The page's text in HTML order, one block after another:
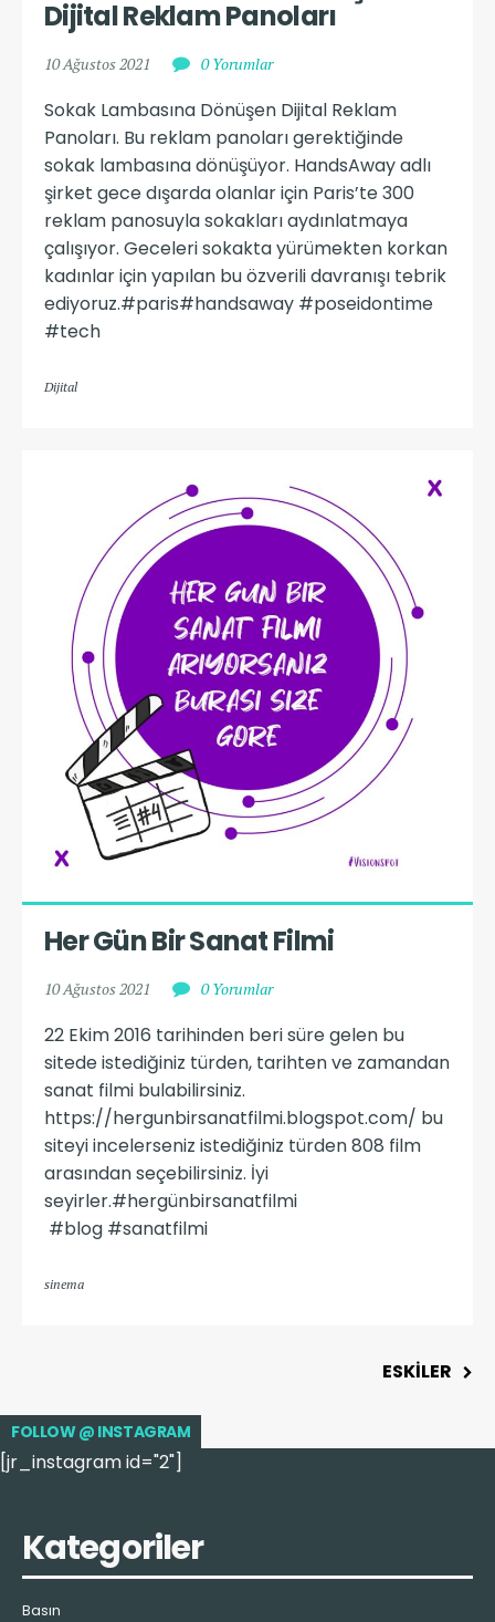
Dijital Reklam Panoları
10 Ağustos 2021 0 Yorumlar
Sokak Lambasına Dönüşen Dijital Reklam
Panoları. Bu reklam panoları gerektiğinde
sokak lambasına dönüşüyor. HandsAway adlı
şirket gece dışarda olanlar için Paris’te 300
reklam panosuyla sokakları aydınlatmaya
çalışıyor. Geceleri sokakta yürümekten korkan
kadınlar için yapılan bu özverili davranışı tebrik
ediyoruz.#paris#handsaway #poseidontime
#tech
Dijital
Her Gün Bir Sanat Filmi
10 Ağustos 2021 0 Yorumlar
22 Ekim 2016 tarihinden beri süre gelen bu
sitede istediğiniz türden, tarihten ve zamandan
sanat filmi bulabilirsiniz.
https://hergunbirsanatfilmi.blogspot.com/ bu
siteyi incelerseniz istediğiniz türden 808 film
arasından seçebilirsiniz. İyi
seyirler.#hergünbirsanatfilmi
#blog #sanatfilmi
sinema
ESKİLER
FOLLOW @ INSTAGRAM
[jr_instagram id="2"]
Kategoriler
Basın